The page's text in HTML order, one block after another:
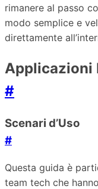
rimanere al passo
modo semplice e
direttamente
Applicazioni
#
Scenari d’Uso
#
Questa guida è
team tech che